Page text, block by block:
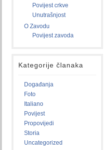
Povijest crkve
Unutrašnjost
O Zavodu
Povijest zavoda
Kategorije članaka
Događanja
Foto
Italiano
Povijest
Propovijedi
Storia
Uncategorized